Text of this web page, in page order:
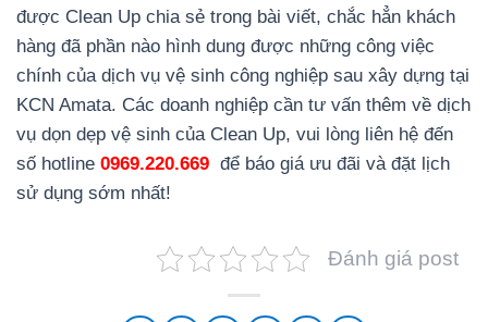
được Clean Up chia sẻ trong bài viết, chắc hẳn khách
hàng đã phần nào hình dung được những công việc
chính của dịch vụ vệ sinh công nghiệp sau xây dựng tại
KCN Amata. Các doanh nghiệp cần tư vấn thêm về dịch
vụ dọn dẹp vệ sinh của Clean Up, vui lòng liên hệ đến
số hotline 0969.220.669 để báo giá ưu đãi và đặt lịch
sử dụng sớm nhất!
Đánh giá post